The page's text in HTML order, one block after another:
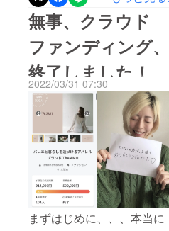
twitter/Instagram 経由でご連
絡いただければと思いま
す。お手数をおかけします
が、気づいたら公開期間が
終わっていた！とのことが
ないよう、少しお急ぎでご
確認の方をよろしくお願い
します。(せっかくなので
しっかりと見ていただきた
い、、、)まだチケットを購
入していないけれど気にな
公開リンクと共に、チケッ
トのコードを送らせていた
だいています。支援したの
にメールが届いてない！と
いう方がいらっしゃれば、
お手数ですが上記アドレス
までご連絡をお願いしま
す。また、クラウドファン
ディング時には悩んでいた
けれど、、、やっぱり観た
い！と思ってくださった方
り、お一人お一人に愛を込
めて、ありがとうメールを
お送りさせていただきまし
た！迷惑メールボックスに
入っている可能性もあるの
でそちらも確認していただ
いた上で、あれ？届いてい
ないよーという方は上記ア
ドレスまでご連絡いただけ
ればと思います。ご確認の
方、よろしくお願いいたし
無事、クラウド
ファンディング、
終了しました！
2022/03/31 07:30
まずはじめに、、、本当に